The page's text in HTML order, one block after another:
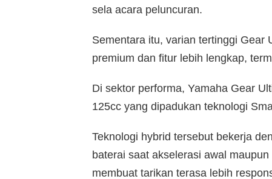
sela acara peluncuran.
Sementara itu, varian tertinggi Gear
premium dan fitur lebih lengkap,
Di sektor performa, Yamaha Gear
125cc yang dipadukan teknologi
Teknologi hybrid tersebut bekerja
baterai saat akselerasi awal
membuat tarikan terasa lebih